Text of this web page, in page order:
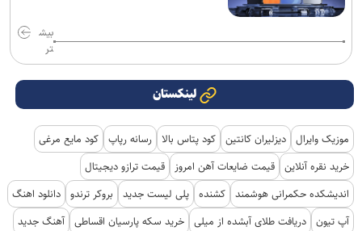
بیش
تر
لینکستان
موزیک وایرال دیزلیران کانتین کود پتاس بالا رسانه رپاپ کود مایع مرغی
خرید نقره آنلاین قیمت ضایعات آهن امروز
قیمت ترازو دیجیتال
اندیشکده حکمرانی هوشمند کشنده پلی لیست جدید بروکر ترندو دانلود اهنگ
آپ تیون دریافت طلای آبشده از میلی خرید سکه پارسیان اقساطی آهنگ جدید